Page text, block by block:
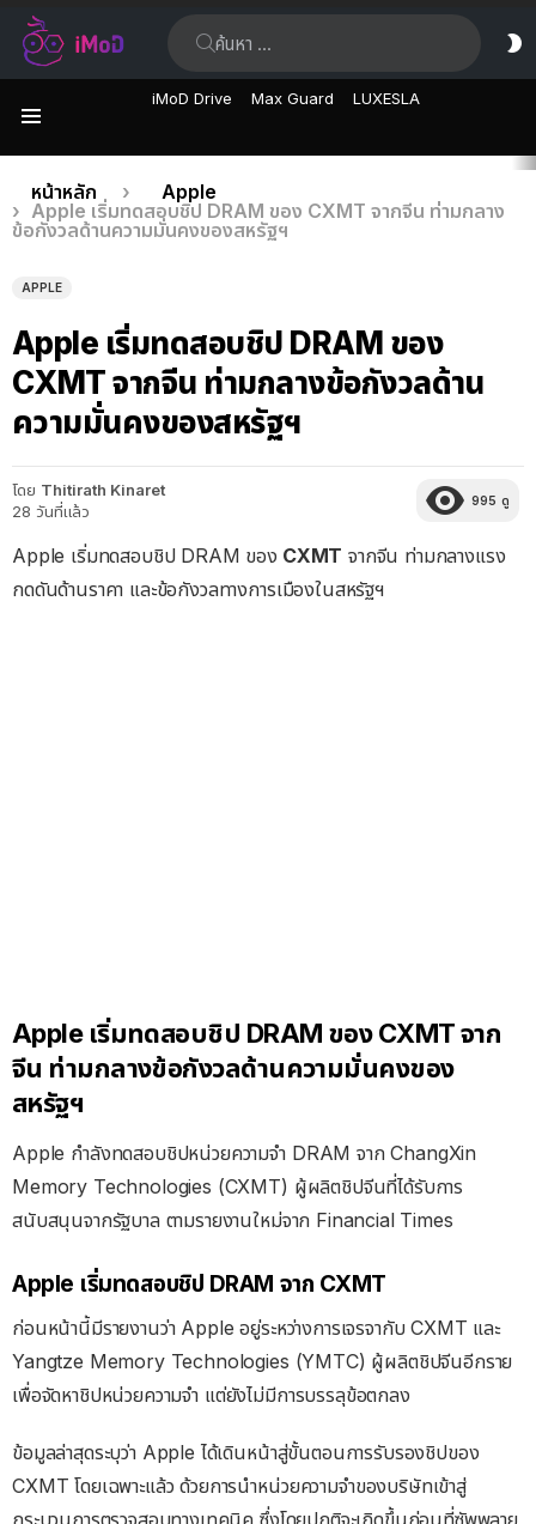
iMoD Drive Max Guard LUXESLA
เรื่อง
ล่าสุด
คุณอยู่ที่นี่:
หน้าหลัก
Apple
Apple เริ่มทดสอบชิป DRAM ของ CXMT จากจีน ท่ามกลาง
ข้อกังวลด้านความมั่นคงของสหรัฐฯ
APPLE
Apple เริ่มทดสอบชิป DRAM ของ
CXMT จากจีน ท่ามกลางข้อกังวลด้าน
ความมั่นคงของสหรัฐฯ
โดย Thitirath Kinaret
28 วันที่แล้ว
995 ดู
Apple เริ่มทดสอบชิป DRAM ของ CXMT จากจีน ท่ามกลางแรง
กดดันด้านราคา และข้อกังวลทางการเมืองในสหรัฐฯ
Apple เริ่มทดสอบชิป DRAM ของ CXMT จาก
จีน ท่ามกลางข้อกังวลด้านความมั่นคงของ
สหรัฐฯ
Apple กำลังทดสอบชิปหน่วยความจำ DRAM จาก ChangXin
Memory Technologies (CXMT) ผู้ผลิตชิปจีนที่ได้รับการ
สนับสนุนจากรัฐบาล ตามรายงานใหม่จาก Financial Times
Apple เริ่มทดสอบชิป DRAM จาก CXMT
ก่อนหน้านี้มีรายงานว่า Apple อยู่ระหว่างการเจรจากับ CXMT และ
Yangtze Memory Technologies (YMTC) ผู้ผลิตชิปจีนอีกราย
เพื่อจัดหาชิปหน่วยความจำ แต่ยังไม่มีการบรรลุข้อตกลง
ข้อมูลล่าสุดระบุว่า Apple ได้เดินหน้าสู่ขั้นตอนการรับรองชิปของ
CXMT โดยเฉพาะแล้ว ด้วยการนำหน่วยความจำของบริษัทเข้าสู่